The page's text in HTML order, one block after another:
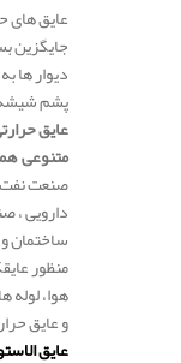
عایق های
جایگزین
دیوار ها
پشم
عایق
متنوعی
صنعت
دارویی ،
ساختمان
منظور
هوا، لوله
و عایق
عایق